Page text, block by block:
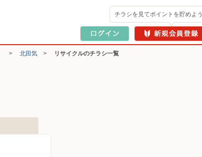
チラシを見てポイントを貯めよう
> 北田気 > リサイクルのチラシ一覧